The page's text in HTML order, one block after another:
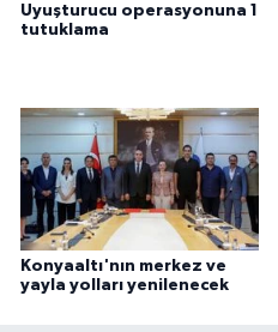
Uyuşturucu operasyonuna 1
tutuklama
Konyaaltı'nın merkez ve
yayla yolları yenilenecek